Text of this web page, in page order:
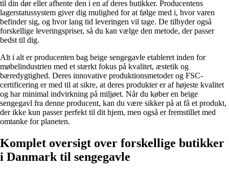
til din dør eller afhente den i en af deres butikker. Producentens
lagerstatussystem giver dig mulighed for at følge med i, hvor varen
befinder sig, og hvor lang tid leveringen vil tage. De tilbyder også
forskellige leveringspriser, så du kan vælge den metode, der passer
bedst til dig.
Alt i alt er producenten bag beige sengegavle etableret inden for
møbelindustrien med et stærkt fokus på kvalitet, æstetik og
bæredygtighed. Deres innovative produktionsmetoder og FSC-
certificering er med til at sikre, at deres produkter er af højeste kvalitet
og har minimal indvirkning på miljøet. Når du køber en beige
sengegavl fra denne producent, kan du være sikker på at få et produkt,
der ikke kun passer perfekt til dit hjem, men også er fremstillet med
omtanke for planeten.
Komplet oversigt over forskellige butikker
i Danmark til sengegavle